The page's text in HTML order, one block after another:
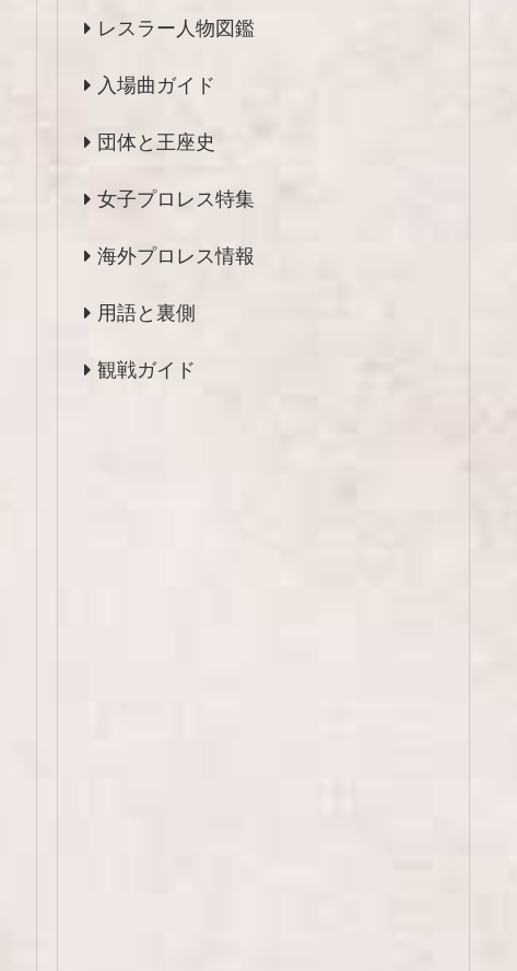
レスラー人物図鑑
入場曲ガイド
団体と王座史
女子プロレス特集
海外プロレス情報
用語と裏側
観戦ガイド